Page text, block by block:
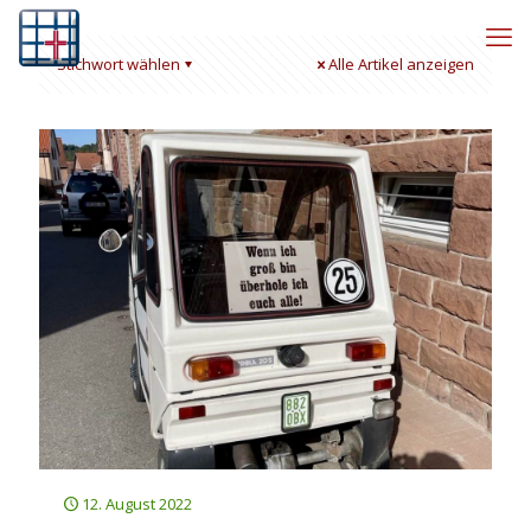
Stichwort wählen Alle Artikel anzeigen
12. August 2022